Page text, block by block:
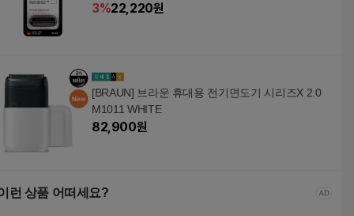
3%22,220원
[BRAUN] 브라운 휴대용 전기면도기 시리즈X 2.0
M1011 WHITE
82,900원
런 상품 어떠세요?